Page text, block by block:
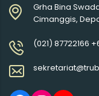
Grha Bina
Cimanggis,
(021) 87722166